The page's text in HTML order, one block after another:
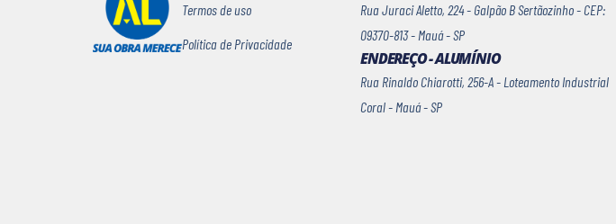
Termos de uso
Política de Privacidade
Rua Juraci Aletto, 224 - Galpão B Sertãozinho - CEP:
09370-813 - Mauá - SP
ENDEREÇO - ALUMÍNIO
Rua Rinaldo Chiarotti, 256-A - Loteamento Industrial
Coral - Mauá - SP